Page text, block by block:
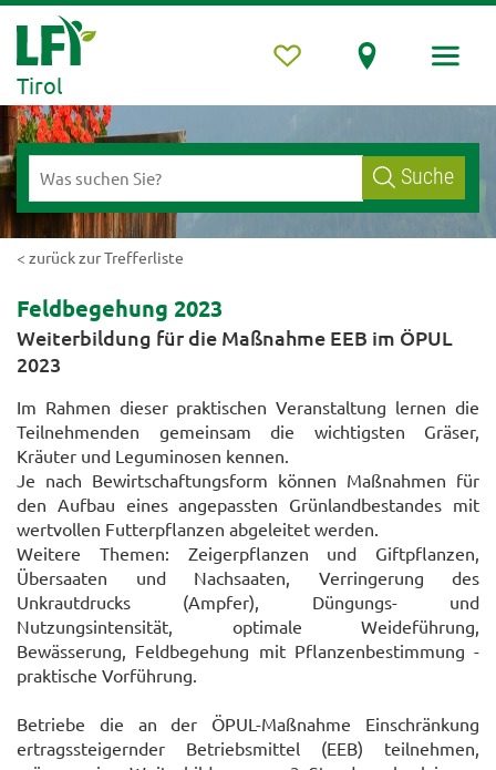
Tirol
Suche
< zurück zur Trefferliste
Feldbegehung 2023
Weiterbildung für die Maßnahme EEB im ÖPUL
2023
Im Rahmen dieser praktischen Veranstaltung lernen die
Teilnehmenden gemeinsam die wichtigsten Gräser,
Kräuter und Leguminosen kennen.
Je nach Bewirtschaftungsform können Maßnahmen für
den Aufbau eines angepassten Grünlandbestandes mit
wertvollen Futterpflanzen abgeleitet werden.
Weitere Themen: Zeigerpflanzen und Giftpflanzen,
Übersaaten und Nachsaaten, Verringerung des
Unkrautdrucks (Ampfer), Düngungs- und
Nutzungsintensität, optimale Weideführung,
Bewässerung, Feldbegehung mit Pflanzenbestimmung -
praktische Vorführung.
Betriebe die an der ÖPUL-Maßnahme Einschränkung
ertragssteigernder Betriebsmittel (EEB) teilnehmen,